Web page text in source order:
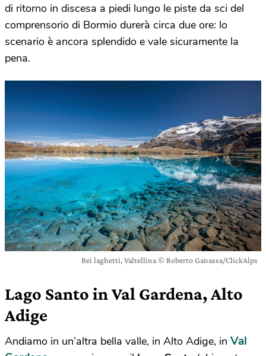
di ritorno in discesa a piedi lungo le piste da sci del
comprensorio di Bormio durerà circa due ore: lo
scenario è ancora splendido e vale sicuramente la
pena.
Bei laghetti, Valtellina © Roberto Ganassa/ClickAlps
Lago Santo in Val Gardena, Alto
Adige
Andiamo in un’altra bella valle, in Alto Adige, in Val